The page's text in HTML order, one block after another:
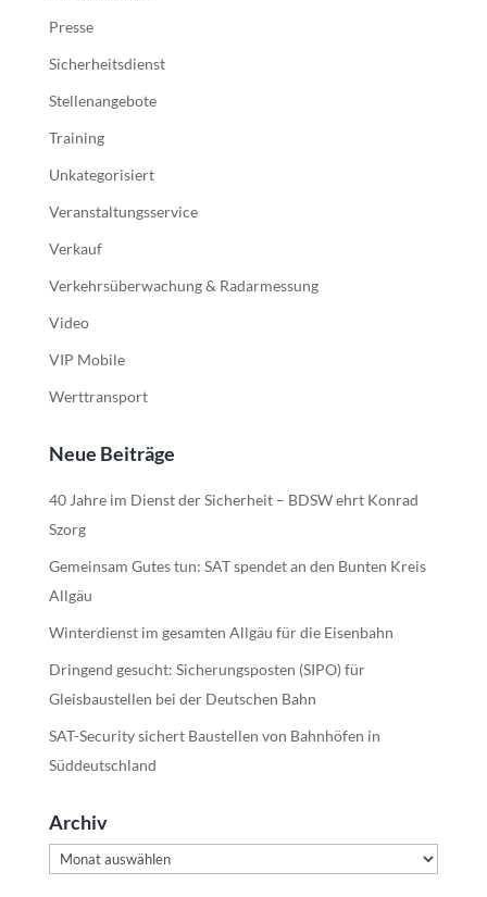
Presse
Sicherheitsdienst
Stellenangebote
Training
Unkategorisiert
Veranstaltungsservice
Verkauf
Verkehrsüberwachung & Radarmessung
Video
VIP Mobile
Werttransport
Neue Beiträge
40 Jahre im Dienst der Sicherheit – BDSW ehrt Konrad
Szorg
Gemeinsam Gutes tun: SAT spendet an den Bunten Kreis
Allgäu
Winterdienst im gesamten Allgäu für die Eisenbahn
Dringend gesucht: Sicherungsposten (SIPO) für
Gleisbaustellen bei der Deutschen Bahn
SAT-Security sichert Baustellen von Bahnhöfen in
Süddeutschland
Archiv
Archiv